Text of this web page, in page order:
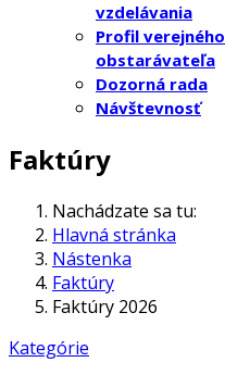
vzdelávania
Profil verejného
obstarávateľa
Dozorná rada
Návštevnosť
Faktúry
Nachádzate sa tu:
Hlavná stránka
Nástenka
Faktúry
Faktúry 2026
Kategórie